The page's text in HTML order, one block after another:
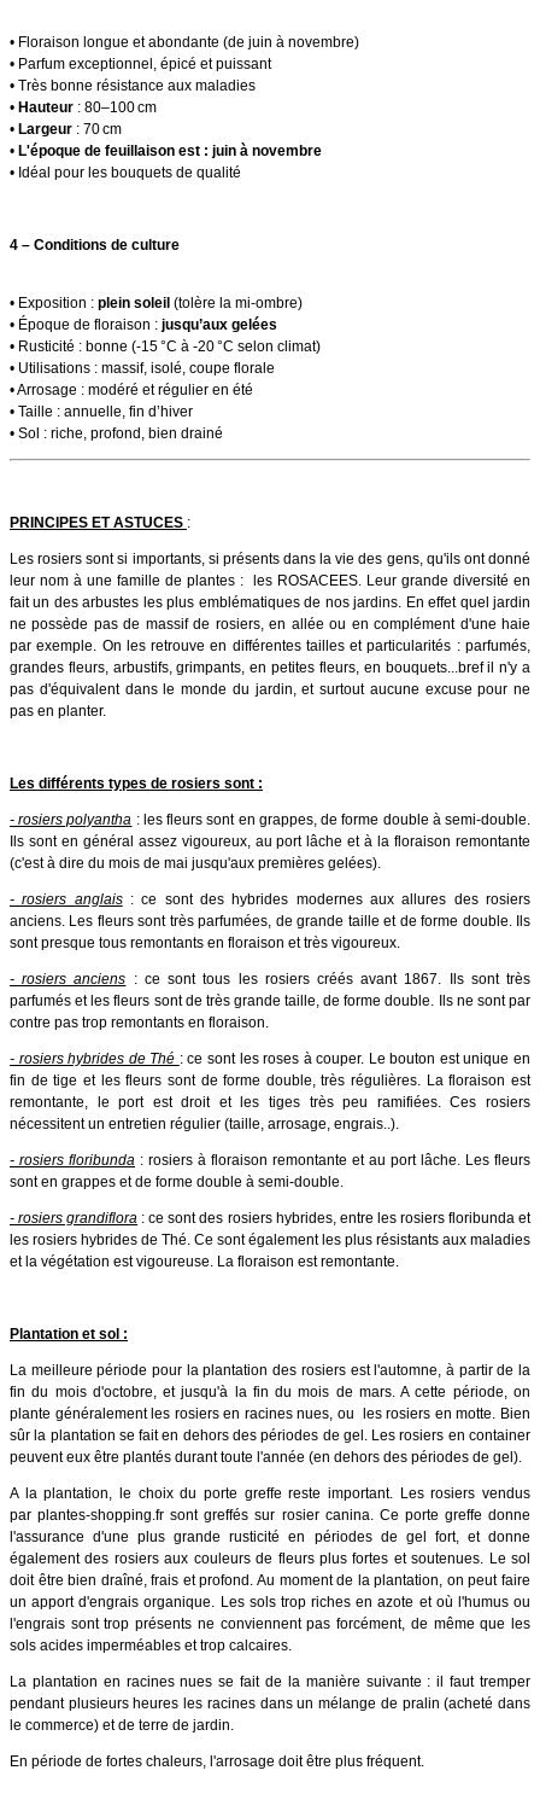
• Floraison longue et abondante (de juin à novembre)
• Parfum exceptionnel, épicé et puissant
• Très bonne résistance aux maladies
• Hauteur : 80–100 cm
• Largeur : 70 cm
• L'époque de feuillaison est : juin à novembre
• Idéal pour les bouquets de qualité
4 – Conditions de culture
• Exposition : plein soleil (tolère la mi-ombre)
• Époque de floraison : jusqu’aux gelées
• Rusticité : bonne (-15 °C à -20 °C selon climat)
• Utilisations : massif, isolé, coupe florale
• Arrosage : modéré et régulier en été
• Taille : annuelle, fin d’hiver
• Sol : riche, profond, bien drainé
PRINCIPES ET ASTUCES :
Les rosiers sont si importants, si présents dans la vie des gens, qu'ils ont donné
leur nom à une famille de plantes : les ROSACEES. Leur grande diversité en
fait un des arbustes les plus emblématiques de nos jardins. En effet quel jardin
ne possède pas de massif de rosiers, en allée ou en complément d'une haie
par exemple. On les retrouve en différentes tailles et particularités : parfumés,
grandes fleurs, arbustifs, grimpants, en petites fleurs, en bouquets...bref il n'y a
pas d'équivalent dans le monde du jardin, et surtout aucune excuse pour ne
pas en planter.
Les différents types de rosiers sont :
- rosiers polyantha : les fleurs sont en grappes, de forme double à semi-double.
Ils sont en général assez vigoureux, au port lâche et à la floraison remontante
(c'est à dire du mois de mai jusqu'aux premières gelées).
- rosiers anglais: ce sont des hybrides modernes aux allures des rosiers
anciens. Les fleurs sont très parfumées, de grande taille et de forme double. Ils
sont presque tous remontants en floraison et très vigoureux.
- rosiers anciens : ce sont tous les rosiers créés avant 1867. Ils sont très
parfumés et les fleurs sont de très grande taille, de forme double. Ils ne sont par
contre pas trop remontants en floraison.
- rosiers hybrides de Thé : ce sont les roses à couper. Le bouton est unique en
fin de tige et les fleurs sont de forme double, très régulières. La floraison est
remontante, le port est droit et les tiges très peu ramifiées. Ces rosiers
nécessitent un entretien régulier (taille, arrosage, engrais..).
- rosiers floribunda : rosiers à floraison remontante et au port lâche. Les fleurs
sont en grappes et de forme double à semi-double.
- rosiers grandiflora : ce sont des rosiers hybrides, entre les rosiers floribunda et
les rosiers hybrides de Thé. Ce sont également les plus résistants aux maladies
et la végétation est vigoureuse. La floraison est remontante.
Plantation et sol :
La meilleure période pour la plantation des rosiers est l'automne, à partir de la
fin du mois d'octobre, et jusqu'à la fin du mois de mars. A cette période, on
plante généralement les rosiers en racines nues, ou les rosiers en motte. Bien
sûr la plantation se fait en dehors des périodes de gel. Les rosiers en container
peuvent eux être plantés durant toute l'année (en dehors des périodes de gel).
A la plantation, le choix du porte greffe reste important. Les rosiers vendus
par plantes-shopping.fr sont greffés sur rosier canina. Ce porte greffe donne
l'assurance d'une plus grande rusticité en périodes de gel fort, et donne
également des rosiers aux couleurs de fleurs plus fortes et soutenues. Le sol
doit être bien draîné, frais et profond. Au moment de la plantation, on peut faire
un apport d'engrais organique. Les sols trop riches en azote et où l'humus ou
l'engrais sont trop présents ne conviennent pas forcément, de même que les
sols acides imperméables et trop calcaires.
La plantation en racines nues se fait de la manière suivante : il faut tremper
pendant plusieurs heures les racines dans un mélange de pralin (acheté dans
le commerce) et de terre de jardin.
En période de fortes chaleurs, l'arrosage doit être plus fréquent.